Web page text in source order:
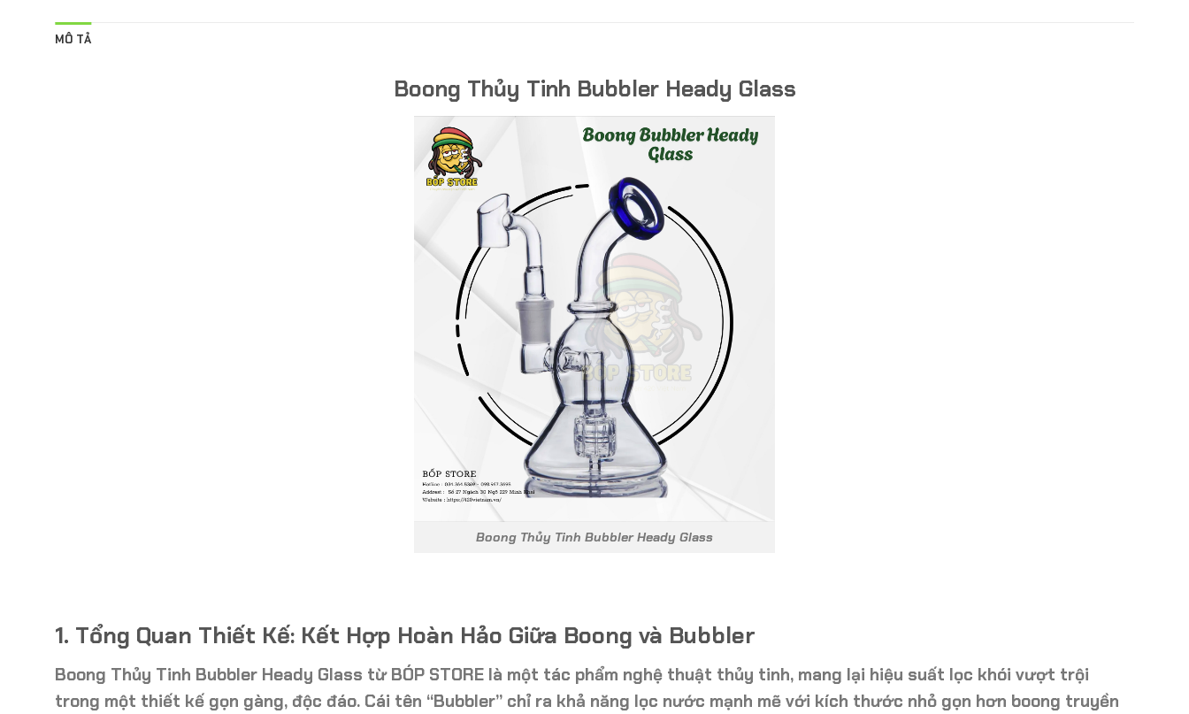
MÔ TẢ
Boong Thủy Tinh Bubbler Heady Glass
Boong Thủy Tinh Bubbler Heady Glass
1. Tổng Quan Thiết Kế: Kết Hợp Hoàn Hảo Giữa Boong và Bubbler
Boong Thủy Tinh Bubbler Heady Glass từ BÓP STORE là một tác phẩm nghệ thuật thủy tinh, mang lại hiệu suất lọc khói vượt trội
trong một thiết kế gọn gàng, độc đáo. Cái tên “Bubbler” chỉ ra khả năng lọc nước mạnh mẽ với kích thước nhỏ gọn hơn boong truyền